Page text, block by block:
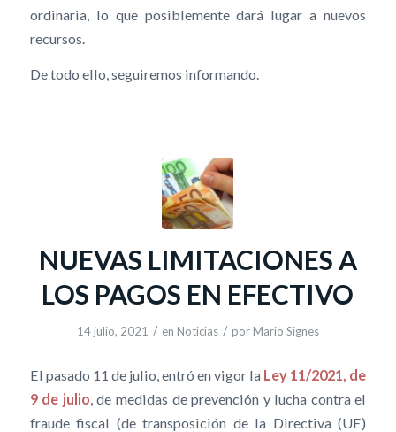
ordinaria, lo que posiblemente dará lugar a nuevos
recursos.
De todo ello, seguiremos informando.
NUEVAS LIMITACIONES A
LOS PAGOS EN EFECTIVO
14 julio, 2021 / en Noticias / por Mario Signes
El pasado 11 de julio, entró en vigor la Ley 11/2021, de
9 de julio , de medidas de prevención y lucha contra el
fraude fiscal (de transposición de la Directiva (UE)